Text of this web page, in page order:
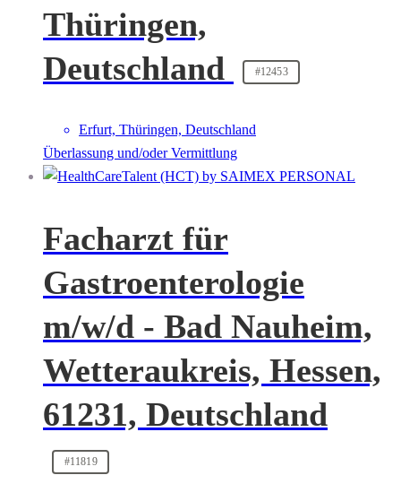
Thüringen,
Deutschland
#12453
Erfurt, Thüringen, Deutschland
Überlassung und/oder Vermittlung
Facharzt für
Gastroenterologie
m/w/d - Bad Nauheim,
Wetteraukreis, Hessen,
61231, Deutschland
#11819